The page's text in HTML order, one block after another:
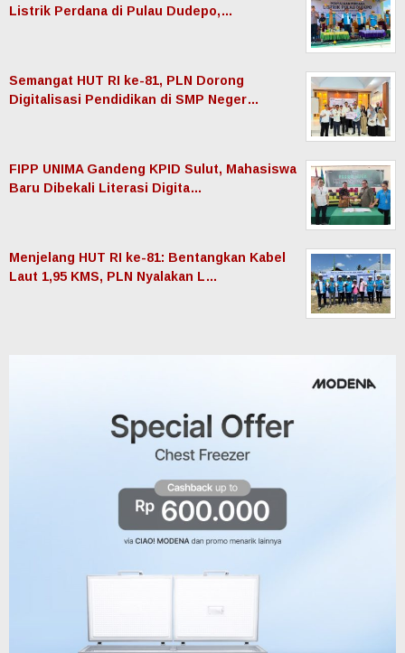
Listrik Perdana di Pulau Dudepo,…
Semangat HUT RI ke-81, PLN Dorong
Digitalisasi Pendidikan di SMP Neger…
FIPP UNIMA Gandeng KPID Sulut, Mahasiswa
Baru Dibekali Literasi Digita…
Menjelang HUT RI ke-81: Bentangkan Kabel
Laut 1,95 KMS, PLN Nyalakan L…